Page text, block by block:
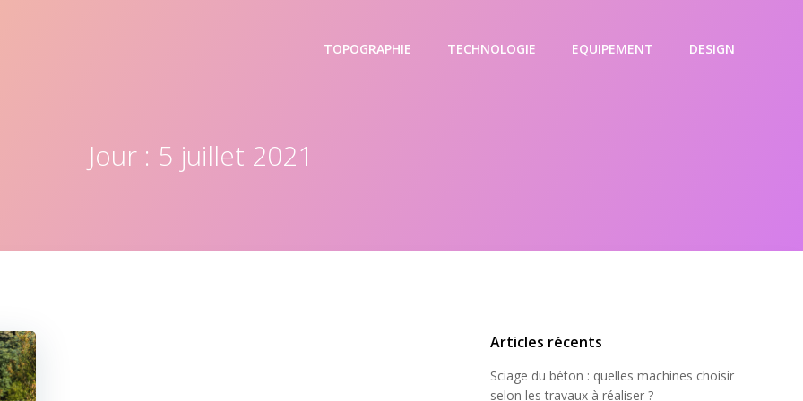
TOPOGRAPHIE TECHNOLOGIE EQUIPEMENT DESIGN
Jour : 5 juillet 2021
Articles récents
Sciage du béton : quelles machines choisir
selon les travaux à réaliser ?